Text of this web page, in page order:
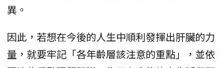
異。
因此，若想在今後的人生中順利發揮出肝臟的力
量，就要牢記「各年齡層該注意的重點」，並依